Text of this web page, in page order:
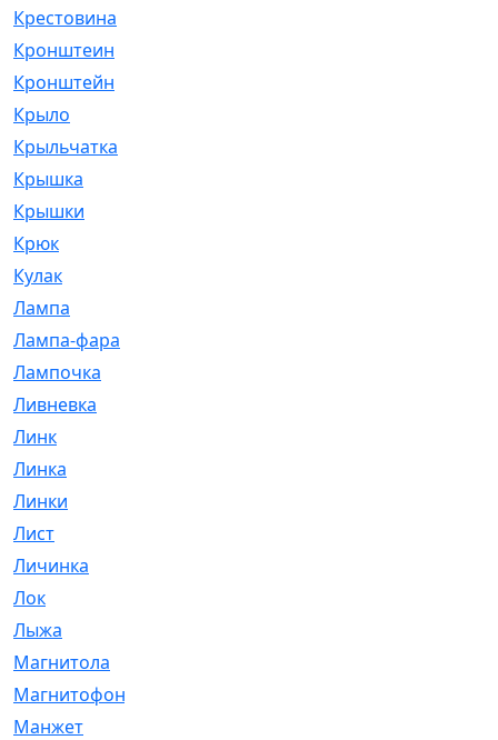
Крестовина
Кронштеин
Кронштейн
Крыло
Крыльчатка
Крышка
Крышки
Крюк
Кулак
Лампа
Лампа-фара
Лампочка
Ливневка
Линк
Линка
Линки
Лист
Личинка
Лок
Лыжа
Магнитола
Магнитофон
Манжет